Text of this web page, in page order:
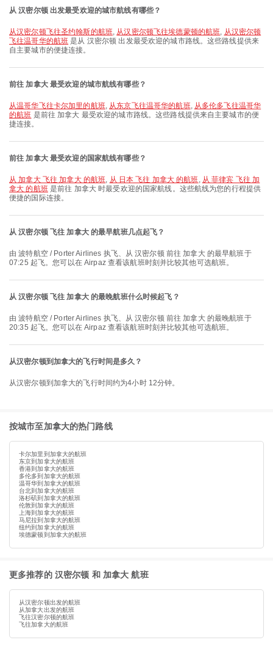
从 汉密尔顿 出发最受欢迎的城市航线有哪些？
从汉密尔顿飞往圣约翰斯的航班, 从汉密尔顿飞往埃德蒙顿的航班, 从汉密尔顿
飞往温哥华的航班 是从 汉密尔顿 出发最受欢迎的城市路线。这些路线提供来
自主要城市的便捷连接。
前往 加拿大 最受欢迎的城市航线有哪些？
从温哥华飞往卡尔加里的航班, 从东京飞往温哥华的航班, 从多伦多飞往温哥华
的航班 是前往 加拿大 最受欢迎的城市路线。这些路线提供来自主要城市的便
捷连接。
前往 加拿大 最受欢迎的国家航线有哪些？
从 加拿大 飞往 加拿大 的航班, 从 日本 飞往 加拿大 的航班, 从 菲律宾 飞往 加
拿大 的航班是前往 加拿大 时最受欢迎的国家航线。这些航线为您的行程提供
便捷的国际连接。
从 汉密尔顿 飞往 加拿大 的最早航班几点起飞？
由 波特航空 / Porter Airlines 执飞、从 汉密尔顿 前往 加拿大 的最早航班于
07:25 起飞。您可以在 Airpaz 查看该航班时刻并比较其他可选航班。
从 汉密尔顿 飞往 加拿大 的最晚航班什么时候起飞？
由 波特航空 / Porter Airlines 执飞、从 汉密尔顿 前往 加拿大 的最晚航班于
20:35 起飞。您可以在 Airpaz 查看该航班时刻并比较其他可选航班。
从汉密尔顿到加拿大的飞行时间是多久？
从汉密尔顿到加拿大的飞行时间约为4小时 12分钟。
按城市至加拿大的热门路线
卡尔加里到加拿大的航班
东京到加拿大的航班
香港到加拿大的航班
多伦多到加拿大的航班
温哥华到加拿大的航班
台北到加拿大的航班
洛杉矶到加拿大的航班
伦敦到加拿大的航班
上海到加拿大的航班
马尼拉到加拿大的航班
纽约到加拿大的航班
埃德蒙顿到加拿大的航班
更多推荐的 汉密尔顿 和 加拿大 航班
从汉密尔顿出发的航班
从加拿大出发的航班
飞往汉密尔顿的航班
飞往加拿大的航班